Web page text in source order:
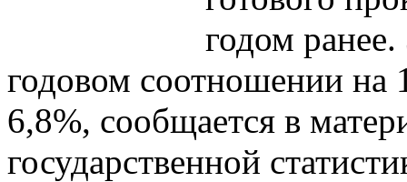
годом
годовом соотношении
6,8%, сообщается в
государственной